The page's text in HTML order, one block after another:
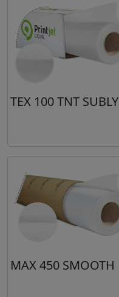
TEX 100 TNT SUBLY
MAX 450 SMOOTH